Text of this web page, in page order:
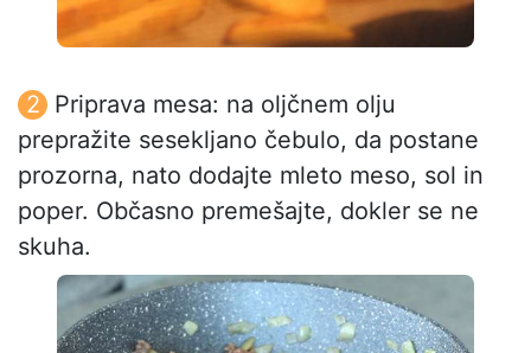
Priprava mesa: na oljčnem olju
prepražite sesekljano čebulo, da postane
prozorna, nato dodajte mleto meso, sol in
poper. Občasno premešajte, dokler se ne
skuha.